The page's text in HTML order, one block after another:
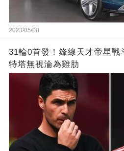
2023/05/08
31輪0首發！鋒線天才帝星戰
特塔無視淪為雞肋